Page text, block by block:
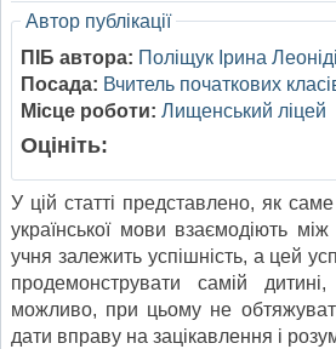
Автор публікації
ПІБ автора: Поліщук Ірина
Посада: Вчитель початкових
Місце роботи: Лищенський ліцей
Оцініть:
У цій статті представлено, як
української мови взаємодіють
учня залежить успішність, а цей
продемонструвати самій
можливо, при цьому не
дати вправу на зацікавлення і